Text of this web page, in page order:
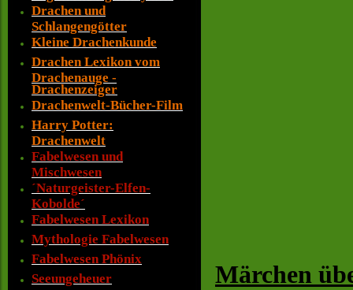
Drachen und
Schlangengötter
Kleine Drachenkunde
Drachen Lexikon vom
Drachenauge -
Drachenzeiger
Drachenwelt-Bücher-Film
Harry Potter:
Drachenwelt
Fabelwesen und
Mischwesen
´Naturgeister-Elfen-
Kobolde´
Fabelwesen Lexikon
Mythologie Fabelwesen
Fabelwesen Phönix
Seeungeheuer
Märchen